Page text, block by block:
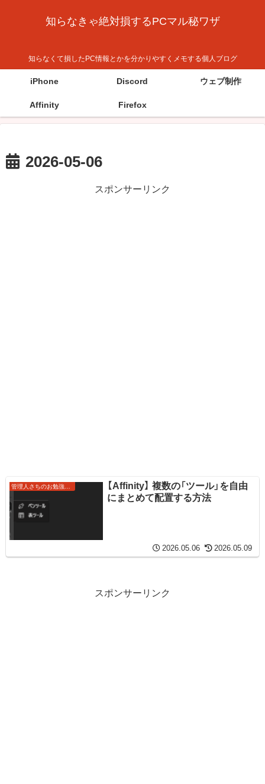
知らなきゃ絶対損するPCマル秘ワザ
知らなくて損したPC情報とかを分かりやすくメモする個人ブログ
iPhone Discord ウェブ制作
Affinity Firefox
2026-05-06
スポンサーリンク
【Affinity】 複数の「ツール」を自由
にまとめて配置する方法
2026.05.06 2026.05.09
スポンサーリンク